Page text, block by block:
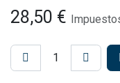
28,50 €